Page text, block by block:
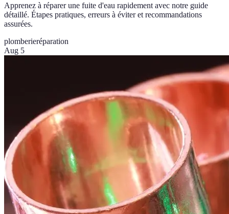
Apprenez à réparer une fuite d'eau rapidement avec notre guide
détaillé. Étapes pratiques, erreurs à éviter et recommandations
assurées.
plomberieréparation
Aug 5